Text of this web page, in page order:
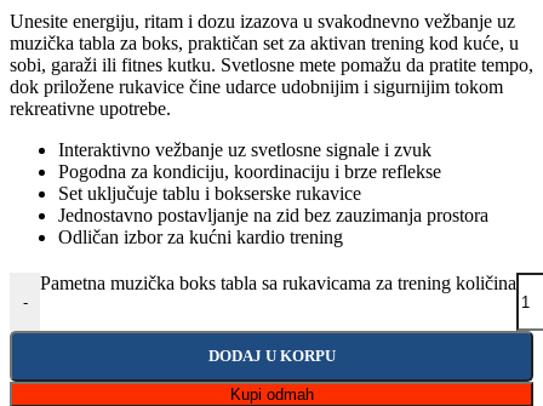
Unesite energiju, ritam i dozu izazova u svakodnevno vežbanje uz
muzička tabla za boks, praktičan set za aktivan trening kod kuće, u
sobi, garaži ili fitnes kutku. Svetlosne mete pomažu da pratite tempo,
dok priložene rukavice čine udarce udobnijim i sigurnijim tokom
rekreativne upotrebe.
Interaktivno vežbanje uz svetlosne signale i zvuk
Pogodna za kondiciju, koordinaciju i brze reflekse
Set uključuje tablu i bokserske rukavice
Jednostavno postavljanje na zid bez zauzimanja prostora
Odličan izbor za kućni kardio trening
-
Pametna muzička boks tabla sa rukavicama za trening količina
DODAJ U KORPU
Kupi odmah